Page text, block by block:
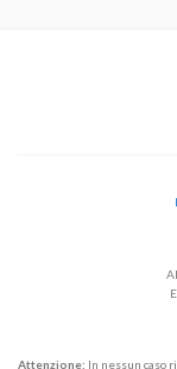
Attenzione: In nessun caso